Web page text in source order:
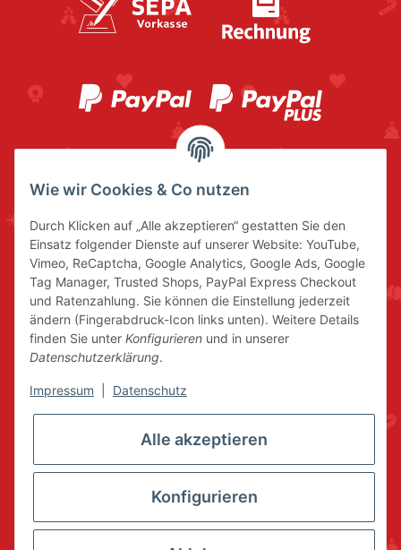
Wie wir Cookies & Co nutzen
Durch Klicken auf „Alle akzeptieren“ gestatten Sie den
Einsatz folgender Dienste auf unserer Website: YouTube,
Vimeo, ReCaptcha, Google Analytics, Google Ads, Google
Tag Manager, Trusted Shops, PayPal Express Checkout
und Ratenzahlung. Sie können die Einstellung jederzeit
ändern (Fingerabdruck-Icon links unten). Weitere Details
finden Sie unter Konfigurieren und in unserer
Datenschutzerklärung.
Impressum Datenschutz
Alle akzeptieren
Konfigurieren